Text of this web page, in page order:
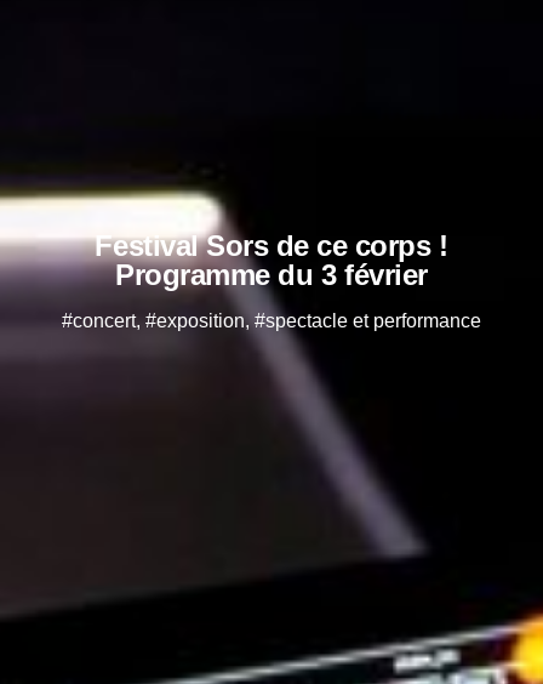
Festival Sors de ce corps !
Programme du 3 février
#concert, #exposition, #spectacle et performance